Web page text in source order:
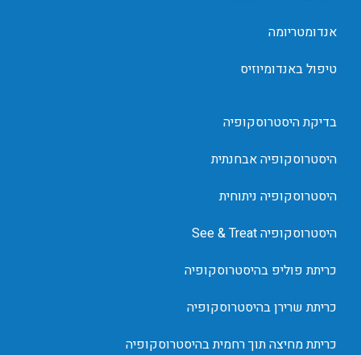
אנדומטריומה
טיפול באנדומיוזיס
בדיקת היסטרוסקופיה
היסטרוסקופיה אבחנתית
היסטרוסקופיה ניתוחית
היסטרוסקופיה See & Treat
כריתת פוליפ בהיסטרוסקופיה
כריתת שרירן בהיסטרוסקופיה
כריתת מחיצה תוך רחמית בהיסטרוסקופיה